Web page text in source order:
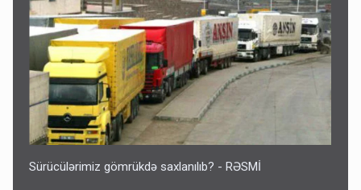
Sürücülərimiz gömrükdə saxlanılıb? - RƏSMİ